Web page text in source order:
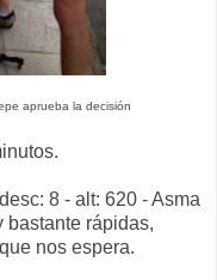
aprueba la decisión
8 - alt: 620 - Asma
bastante rápidas,
nos espera.